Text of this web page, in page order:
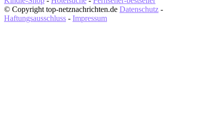
© Copyright top-netznachrichten.de Datenschutz -
Haftungsausschluss - Impressum